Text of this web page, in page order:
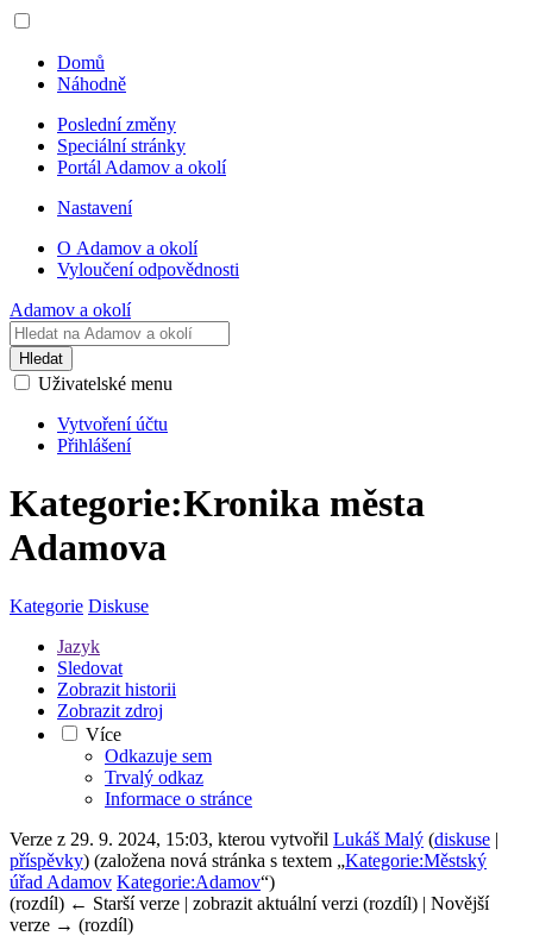
Domů
Náhodně
Poslední změny
Speciální stránky
Portál Adamov a okolí
Nastavení
O Adamov a okolí
Vyloučení odpovědnosti
Adamov a okolí
Hledat
Uživatelské menu
Vytvoření účtu
Přihlášení
Kategorie:Kronika města
Adamova
Kategorie Diskuse
Jazyk
Sledovat
Zobrazit historii
Zobrazit zdroj
Více
Odkazuje sem
Trvalý odkaz
Informace o stránce
Verze z 29. 9. 2024, 15:03, kterou vytvořil Lukáš Malý (diskuse |
příspěvky) (založena nová stránka s textem „Kategorie:Městský
úřad Adamov Kategorie:Adamov“)
(rozdíl) ← Starší verze | zobrazit aktuální verzi (rozdíl) | Novější
verze → (rozdíl)